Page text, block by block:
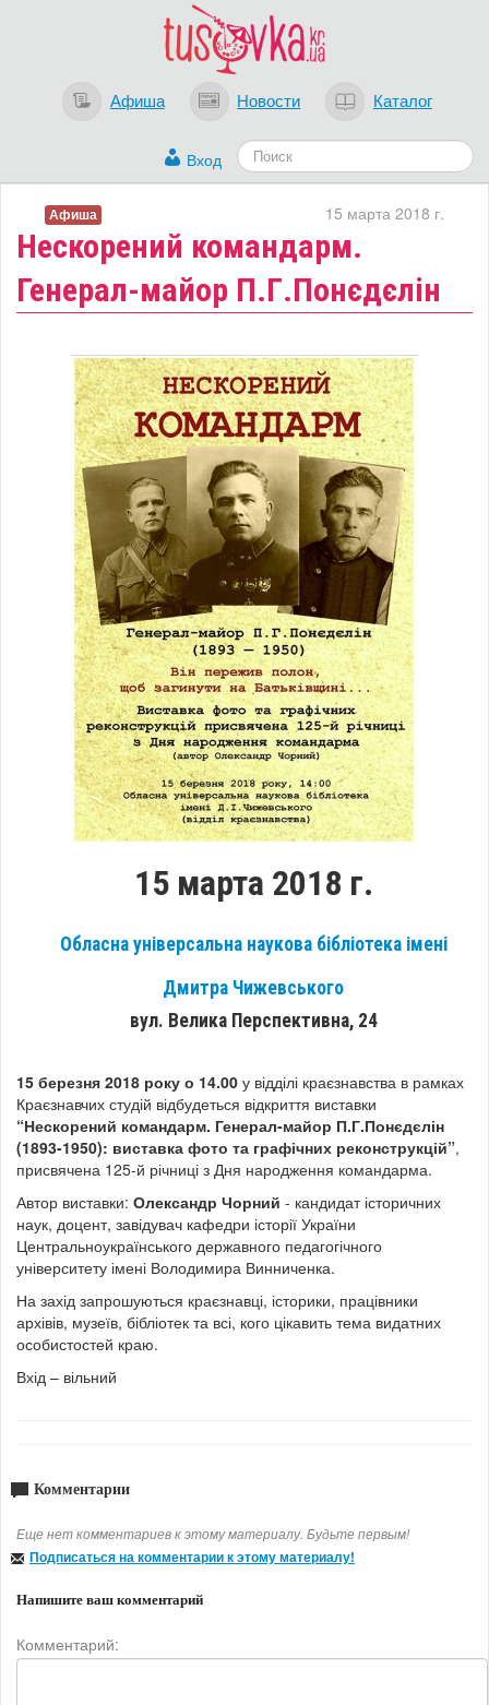
Афиша Новости Каталог
Вход
Нескорений командарм.
Генерал-майор П.Г.Понєдєлін
15 марта 2018 г.
Афиша
15 марта 2018 г.
Обласна універсальна наукова бібліотека імені
Дмитра Чижевського
вул. Велика Перспективна, 24
15 березня 2018 року о 14.00 у відділі краєзнавства в рамках
Краєзнавчих студій відбудеться відкриття виставки
“Нескорений командарм. Генерал-майор П.Г.Понєдєлін
(1893-1950): виставка фото та графічних реконструкцій”,
присвячена 125-й річниці з Дня народження командарма.
Автор виставки: Олександр Чорний - кандидат історичних
наук, доцент, завідувач кафедри історії України
Центральноукраїнського державного педагогічного
університету імені Володимира Винниченка.
На захід запрошуються краєзнавці, історики, працівники
архівів, музеїв, бібліотек та всі, кого цікавить тема видатних
особистостей краю.
Вхід – вільний
Комментарии
Еще нет комментариев к этому материалу. Будьте первым!
Подписаться на комментарии к этому материалу!
Напишите ваш комментарий
Комментарий: